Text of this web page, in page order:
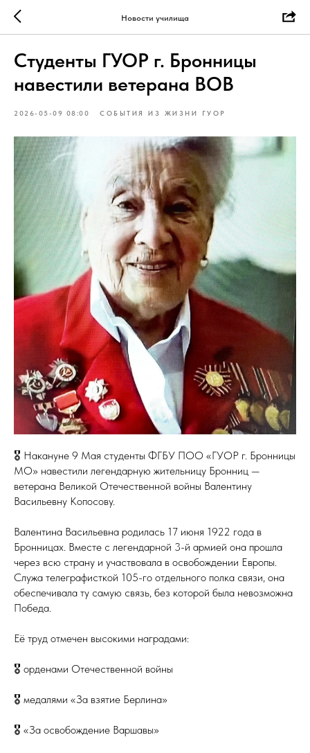
Новости училища
Студенты ГУОР г. Бронницы
навестили ветерана ВОВ
2026-05-09 08:00 СОБЫТИЯ ИЗ ЖИЗНИ ГУОР
🎖 Накануне 9 Мая студенты ФГБУ ПОО «ГУОР г. Бронницы
МО» навестили легендарную жительницу Бронниц —
ветерана Великой Отечественной войны Валентину
Васильевну Копосову.
Валентина Васильевна родилась 17 июня 1922 года в
Бронницах. Вместе с легендарной 3-й армией она прошла
через всю страну и участвовала в освобождении Европы.
Служа телеграфисткой 105-го отдельного полка связи, она
обеспечивала ту самую связь, без которой была невозможна
Победа.
Её труд отмечен высокими наградами:
🎖 орденами Отечественной войны
🎖 медалями «За взятие Берлина»
🎖 «За освобождение Варшавы»